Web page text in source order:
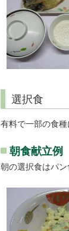
選択食
有料で一部の食
朝食献立例
朝の選択食はパ